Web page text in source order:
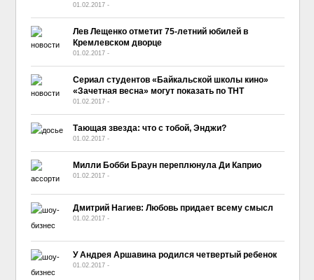
01.02.2017 -
Лев Лещенко отметит 75-летний юбилей в
Кремлевском дворце
01.02.2017 -
Сериал студентов «Байкальской школы кино»
«Зачетная весна» могут показать по ТНТ
01.02.2017 -
Тающая звезда: что с тобой, Энджи?
01.02.2017 -
Милли Бобби Браун переплюнула Ди Каприо
01.02.2017 -
Дмитрий Нагиев: Любовь придает всему смысл
01.02.2017 -
У Андрея Аршавина родился четвертый ребенок
01.02.2017 -